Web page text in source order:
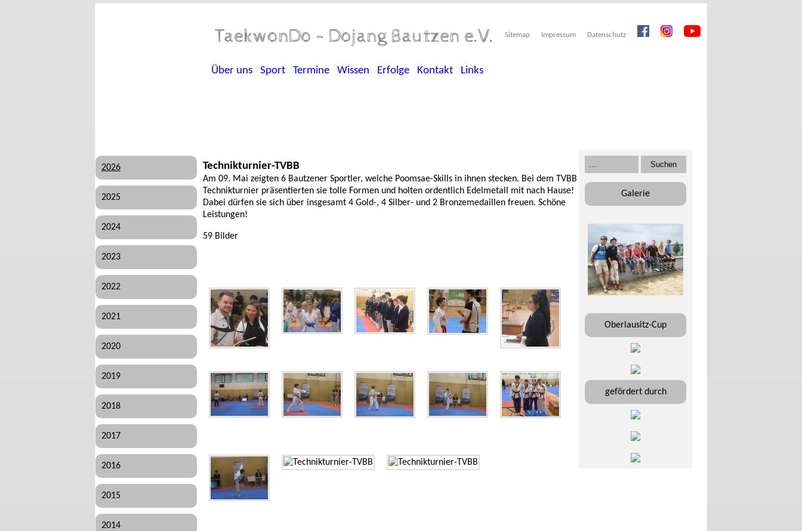
TaekwonDo - Dojang Bautzen e.V. Sitemap Impressum Datenschutz
Über uns Sport Termine Wissen Erfolge Kontakt Links
2026
2025
2024
2023
2022
2021
2020
2019
2018
2017
2016
2015
2014
Technikturnier-TVBB
Am 09. Mai zeigten 6 Bautzener Sportler, welche Poomsae-Skills in ihnen stecken. Bei dem TVBB
Technikturnier präsentierten sie tolle Formen und holten ordentlich Edelmetall mit nach Hause!
Dabei dürfen sie sich über insgesamt 4 Gold-, 4 Silber- und 2 Bronzemedaillen freuen. Schöne
Leistungen!
59 Bilder
Galerie
Oberlausitz-Cup
gefördert durch